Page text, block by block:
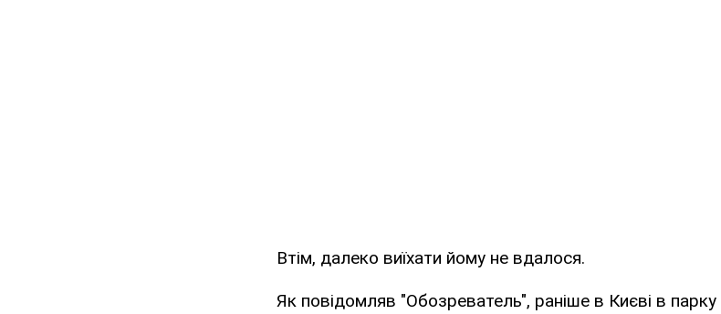
Втім, далеко виїхати йому не вдалося.
Як повідомляв "Обозреватель", раніше в Києві в парку